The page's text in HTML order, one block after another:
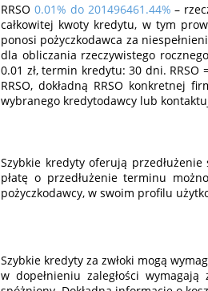
RRSO 0.01% do 201496461.44% –
całkowitej kwoty kredytu, w tym
ponosi pożyczkodawca za
dla obliczania rzeczywistego
0.01 zł, termin kredytu: 30 dni.
RRSO, dokładną RRSO konkretnej
wybranego kredytodawcy lub
Szybkie kredyty oferują
płatę o przedłużenie terminu
pożyczkodawcy, w swoim profilu
Szybkie kredyty za zwłoki mogą
w dopełnieniu zaległości